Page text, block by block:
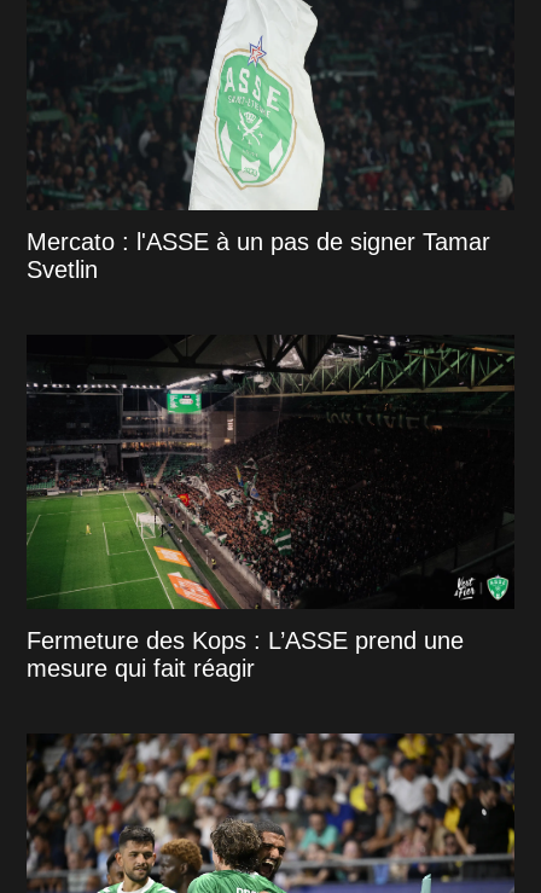
Mercato : l'ASSE à un pas de signer Tamar
Svetlin
Fermeture des Kops : L’ASSE prend une
mesure qui fait réagir